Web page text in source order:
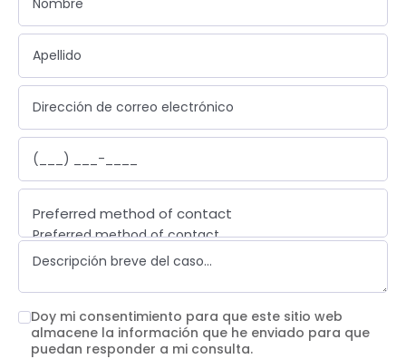
Preferred method of contact
Preferred method of contact
Email
Text message
Doy mi consentimiento para que este sitio web
almacene la información que he enviado para que
puedan responder a mi consulta.